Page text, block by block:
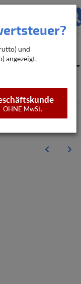
ZUGHAUBEN
SCHAFT,
und
angezeigt.
OHNE MwSt.